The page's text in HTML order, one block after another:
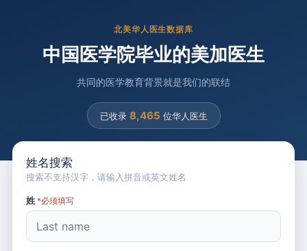
北美华人医生数据库
中国医学院毕业的美加医生
共同的医学教育背景就是我们的联结
已收录 8,465 位华人医生
姓名搜索
搜索不支持汉字，请输入拼音或英文姓名
姓 *必须填写